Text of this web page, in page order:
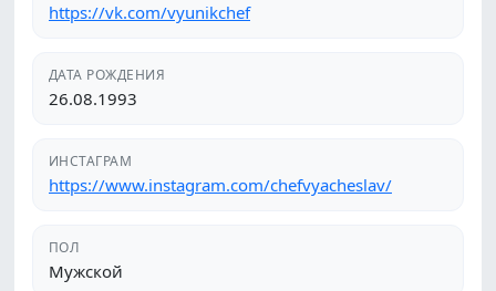
https://vk.com/vyunikchef
ДАТА РОЖДЕНИЯ
26.08.1993
ИНСТАГРАМ
https://www.instagram.com/chefvyacheslav/
ПОЛ
Мужской